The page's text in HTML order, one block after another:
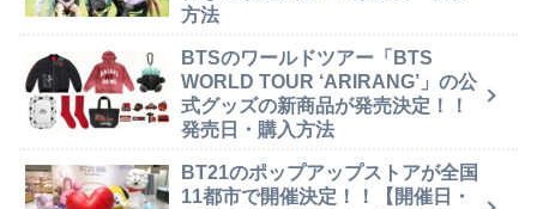
方法
BTSのワールドツアー「BTS
WORLD TOUR ‘ARIRANG’」の公
式グッズの新商品が発売決定！！
発売日・購入方法
BT21のポップアップストアが全国
11都市で開催決定！！【開催日・